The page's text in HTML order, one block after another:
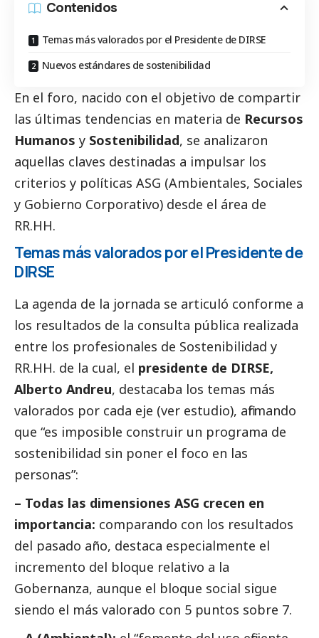
Contenidos
Temas más valorados por el Presidente de DIRSE
Nuevos estándares de sostenibilidad
En el foro, nacido con el objetivo de compartir
las últimas tendencias en materia de Recursos
Humanos y Sostenibilidad, se analizaron
aquellas claves destinadas a impulsar los
criterios y políticas ASG (Ambientales, Sociales
y Gobierno Corporativo) desde el área de
RR.HH.
Temas más valorados por el Presidente de
DIRSE
La agenda de la jornada se articuló conforme a
los resultados de la consulta pública realizada
entre los profesionales de Sostenibilidad y
RR.HH. de la cual, el presidente de DIRSE,
Alberto Andreu, destacaba los temas más
valorados por cada eje (ver estudio), afirmando
que “es imposible construir un programa de
sostenibilidad sin poner el foco en las
personas”:
– Todas las dimensiones ASG crecen en
importancia: comparando con los resultados
del pasado año, destaca especialmente el
incremento del bloque relativo a la
Gobernanza, aunque el bloque social sigue
siendo el más valorado con 5 puntos sobre 7.